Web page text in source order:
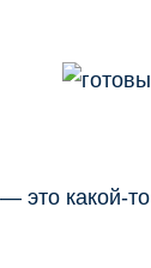
это какой-то